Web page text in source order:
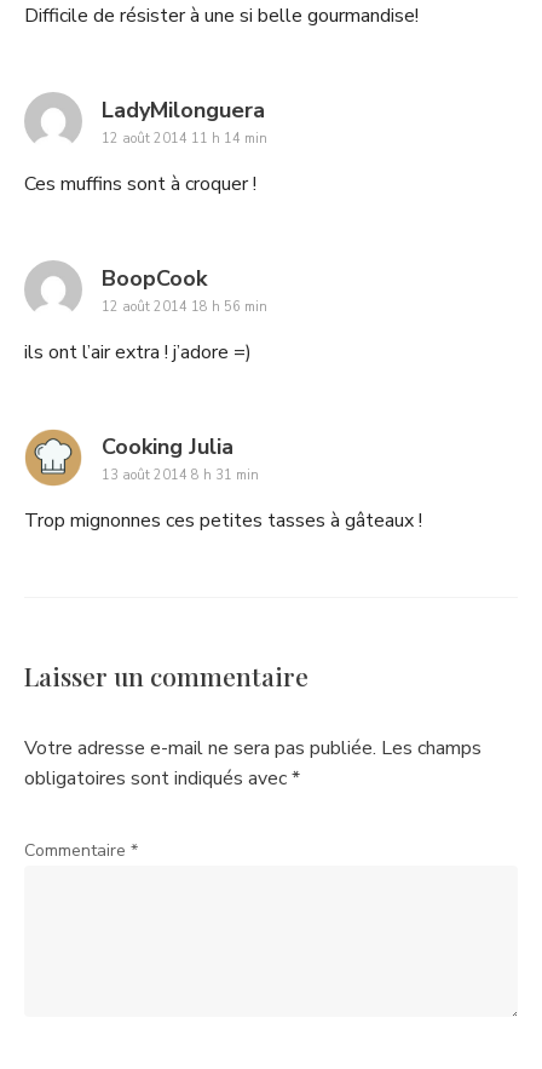
Difficile de résister à une si belle gourmandise!
LadyMilonguera
12 août 2014 11 h 14 min
Ces muffins sont à croquer !
BoopCooksays:
12 août 2014 18 h 56 min
ils ont l’air extra ! j’adore =)
Cooking Julia
13 août 2014 8 h 31 min
Trop mignonnes ces petites tasses à gâteaux !
Laisser un commentaire
Votre adresse e-mail ne sera pas publiée. Les champs
obligatoires sont indiqués avec*
Commentaire *